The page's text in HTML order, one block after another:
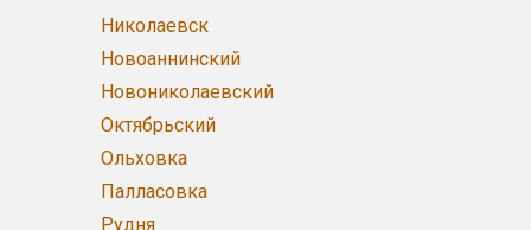
Николаевск
Новоаннинский
Новониколаевский
Октябрьский
Ольховка
Палласовка
Рудня